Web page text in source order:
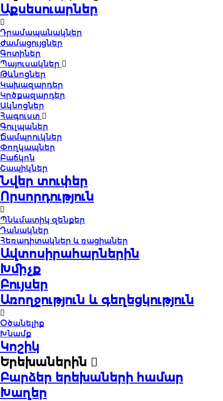
Աքսեսուարներ
Դրամապանակներ
Ժամացույցներ
Գոտիներ
Պայուսակներ
Թևնոցներ
Կախազարդեր
Կրծքազարդեր
Ակնոցներ
Հագուստ
Գուլպաներ
Ճամպրուկներ
Փողկապներ
Բաճկոն
Շապիկներ
Նվեր տուփեր
Որսորդություն
Պնևմատիկ զենքեր
Դանակներ
Հեռադիտակներ և ռացիաներ
Ավտոսիրահարներին
Խմիչք
Բույսեր
Առողջություն և գեղեցկություն
Օծանելիք
Խնամք
Կոշիկ
Երեխաներին
Բարձեր երեխաների համար
Խաղեր